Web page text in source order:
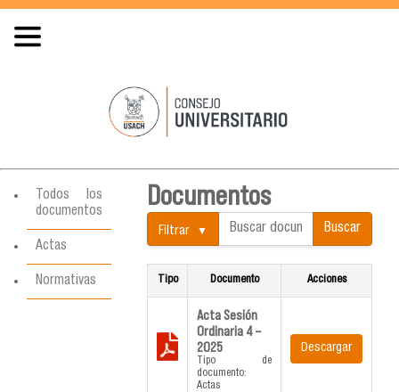
Todos los
documentos
Actas
Normativas
Documentos
Filtrar
Buscar
documentos:
Tipo Documento Acciones
Acta Sesión
Ordinaria 4 –
2025
Tipo de
documento:
Actas
Descargar